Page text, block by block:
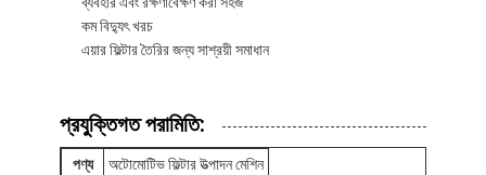
কম বিদ্যুৎ খরচ
এয়ার ফিল্টার তৈরির জন্য সাশ্রয়ী সমাধান
প্রযুক্তিগত পরামিতি:
পণ্য
অটোমোটিভ ফিল্টার উত্পাদন মেশিন